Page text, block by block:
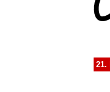
21.